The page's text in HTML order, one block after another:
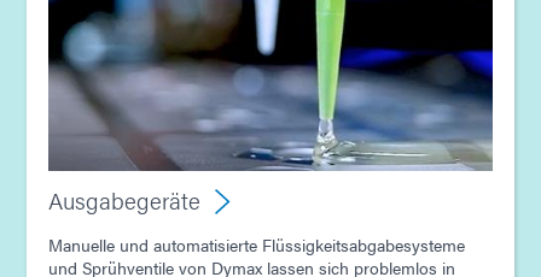
Ausgabegeräte
Manuelle und automatisierte Flüssigkeitsabgabesysteme
und Sprühventile von Dymax lassen sich problemlos in